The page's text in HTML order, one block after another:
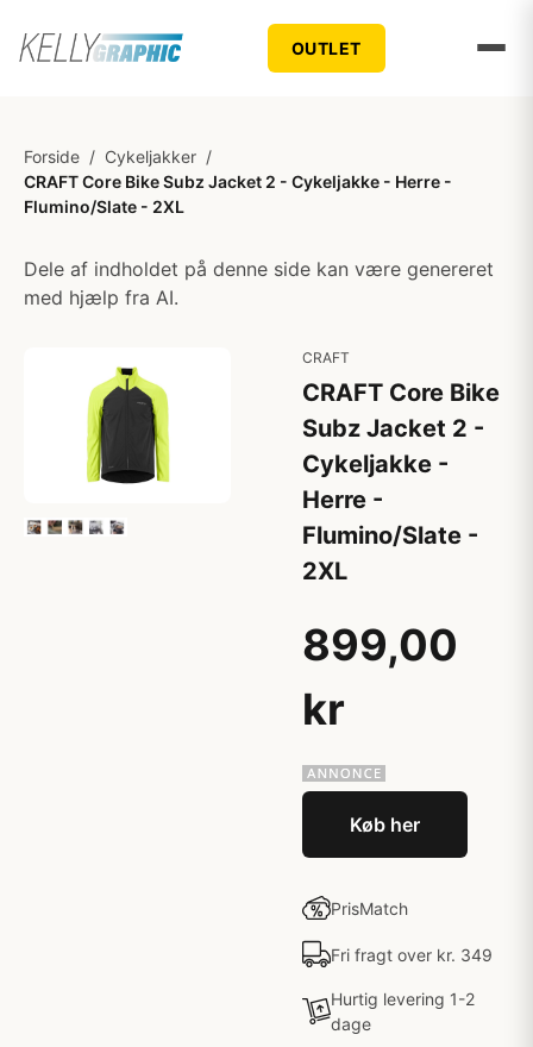
OUTLET
Forside / Cykeljakker /
CRAFT Core Bike Subz Jacket 2 - Cykeljakke - Herre -
Flumino/Slate - 2XL
Dele af indholdet på denne side kan være genereret
med hjælp fra AI.
CRAFT
CRAFT Core Bike
Subz Jacket 2 -
Cykeljakke -
Herre -
Flumino/Slate -
2XL
899,00
kr
Køb her
PrisMatch
Fri fragt over kr. 349
Hurtig levering 1-2
dage